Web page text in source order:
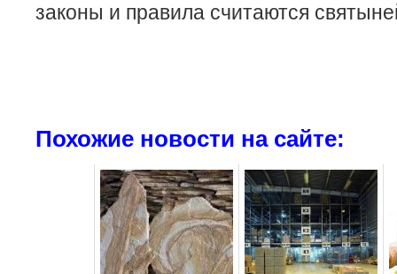
законы и правила считаются
Похожие новости на сайте: